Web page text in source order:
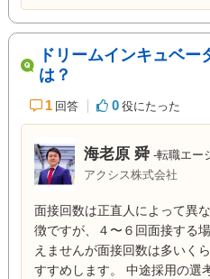
ドリームインキュベ
は？
1 回答 0 役にたった
海老原 舜 -転職エー
アクシス株式会社
面接回数は正直人によって異
徴ですが、４〜６回面接する
えませんが面接回数は多いく
すすめします。 中途採用の選